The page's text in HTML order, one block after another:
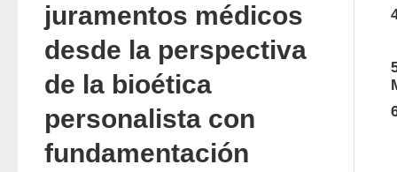
juramentos médicos
desde la perspectiva
de la bioética
personalista con
fundamentación